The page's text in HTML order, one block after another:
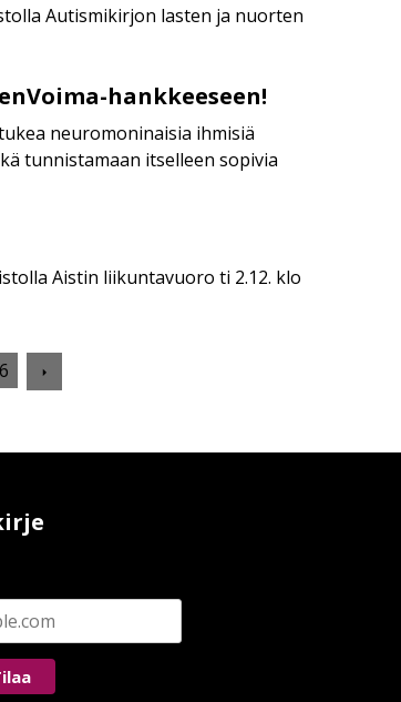
Autismikirjon lasten ja nuorten
hankkeeseen!
neuromoninaisia ihmisiä
tunnistamaan itselleen sopivia
Aistin liikuntavuoro ti 2.12. klo
sivu